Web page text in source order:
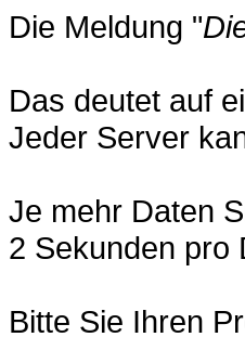
Die Meldung "
Das deutet auf
Jeder Server
Je mehr Daten
2 Sekunden pro
Bitte Sie Ihren